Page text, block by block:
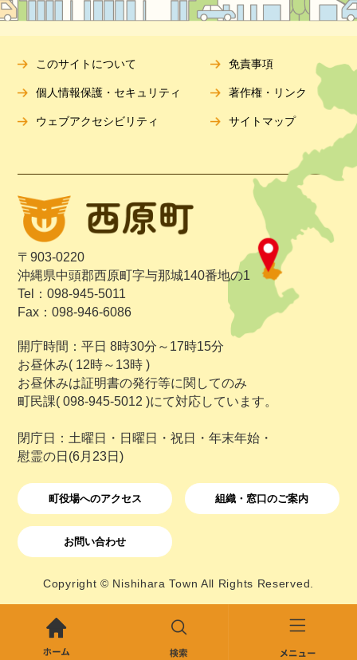
〒903-0220
沖縄県中頭郡西原町字与那城140番地の1
Tel：098-945-5011
Fax：098-946-6086
開庁時間：平日 8時30分～17時15分
お昼休み( 12時～13時 )
お昼休みは証明書の発行等に関してのみ
町民課( 098-945-5012 )にて対応しています。
閉庁日：土曜日・日曜日・祝日・年末年始・
慰霊の日(6月23日)
町役場へのアクセス 組織・窓口のご案内
お問い合わせ
このサイトについて 免責事項
個人情報保護・セキュリティ 著作権・リンク
ウェブアクセシビリティ サイトマップ
Copyright © Nishihara Town All Rights Reserved.